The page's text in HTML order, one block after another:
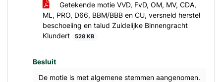
Getekende motie VVD, FvD, OM, MV, CDA,
ML, PRO, D66, BBM/BBB en CU, versneld herstel
beschoeiing en talud Zuidelijke Binnengracht
Klundert
528 KB
Besluit
De motie is met algemene stemmen aangenomen.